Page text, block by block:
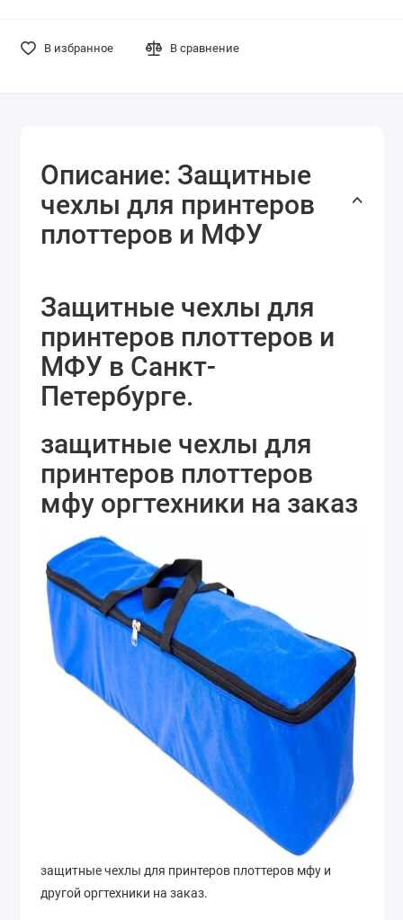
В избранное В сравнение
Описание: Защитные
чехлы для принтеров
плоттеров и МФУ
Защитные чехлы для
принтеров плоттеров и
МФУ в Санкт-
Петербурге.
защитные чехлы для
принтеров плоттеров
мфу оргтехники на заказ
защитные чехлы для принтеров плоттеров мфу и
другой оргтехники на заказ.